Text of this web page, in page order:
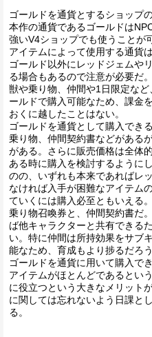
ゴールドを通貨とするショップ
本作の通貨であるゴールドは
強いV4ショップでも使うことが
アイテムによって使用する通貨
ゴールド以外にレッドジェムや
る場合もあるので注意が必要だ
獣や乗り物、仲間や1日限定な
ールドで購入可能なため、課金
おくに越したことはない。
ゴールドを通貨として購入でき
乗り物、仲間契約書などがある
がある。さらに販売価格は全体
ある時に購入を検討するように
のの、いずれも本来であればレ
なければ入手が困難なアイテム
ていくには購入必至ともいえる
乗り物召喚券と、仲間契約書だ
ば他キャラクターと共有できる
い。特に仲間は所持効果をサブ
能なため、育成もより捗るだろう
ゴールドを通貨に用いて購入で
アイテムがほとんどであるとい
に役立つという大きなメリット
に関しては忘れないよう日課と
る。